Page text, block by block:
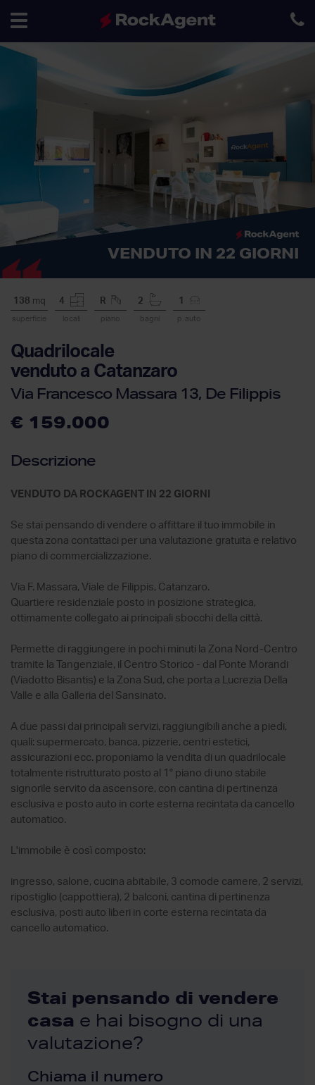
138 mq
superficie
4
locali
R
piano
2
bagni
1
p. auto
Quadrilocale
venduto a Catanzaro
Via Francesco Massara 13, De Filippis
€ 159.000
VENDUTO IN 22 GIORNI
Descrizione
VENDUTO DA ROCKAGENT IN 22 GIORNI
Se stai pensando di vendere o affittare il tuo immobile in
questa zona contattaci per una valutazione gratuita e relativo
piano di commercializzazione.
Via F. Massara, Viale de Filippis, Catanzaro.
Quartiere residenziale posto in posizione strategica,
ottimamente collegato ai principali sbocchi della città.
Permette di raggiungere in pochi minuti la Zona Nord-Centro
tramite la Tangenziale, il Centro Storico - dal Ponte Morandi
(Viadotto Bisantis) e la Zona Sud, che porta a Lucrezia Della
Valle e alla Galleria del Sansinato.
A due passi dai principali servizi, raggiungibili anche a piedi,
quali: supermercato, banca, pizzerie, centri estetici,
assicurazioni ecc. proponiamo la vendita di un quadrilocale
totalmente ristrutturato posto al 1° piano di uno stabile
signorile servito da ascensore, con cantina di pertinenza
esclusiva e posto auto in corte esterna recintata da cancello
automatico.
L'immobile è così composto:
ingresso, salone, cucina abitabile, 3 comode camere, 2 servizi,
ripostiglio (cappottiera), 2 balconi, cantina di pertinenza
esclusiva, posti auto liberi in corte esterna recintata da
cancello automatico.
Stai pensando di vendere
casa e hai bisogno di una
valutazione?
Chiama il numero